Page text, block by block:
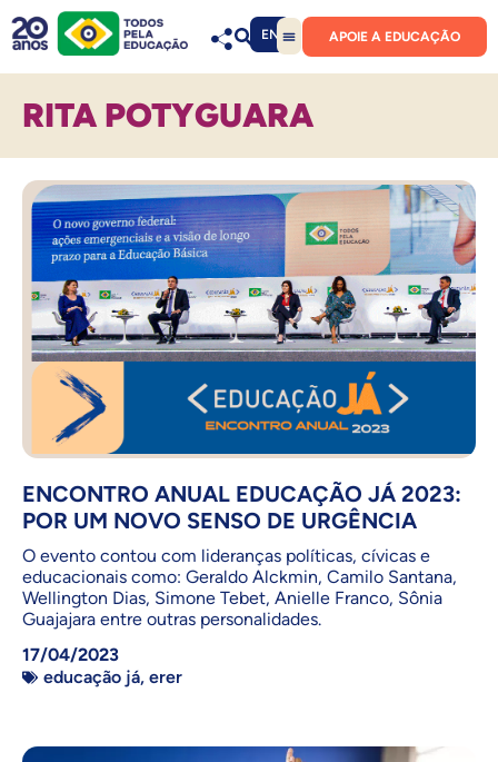
EN APOIE A EDUCAÇÃO
RITA POTYGUARA
ENCONTRO ANUAL EDUCAÇÃO JÁ 2023:
POR UM NOVO SENSO DE URGÊNCIA
O evento contou com lideranças políticas, cívicas e
educacionais como: Geraldo Alckmin, Camilo Santana,
Wellington Dias, Simone Tebet, Anielle Franco, Sônia
Guajajara entre outras personalidades.
17/04/2023
educação já, erer